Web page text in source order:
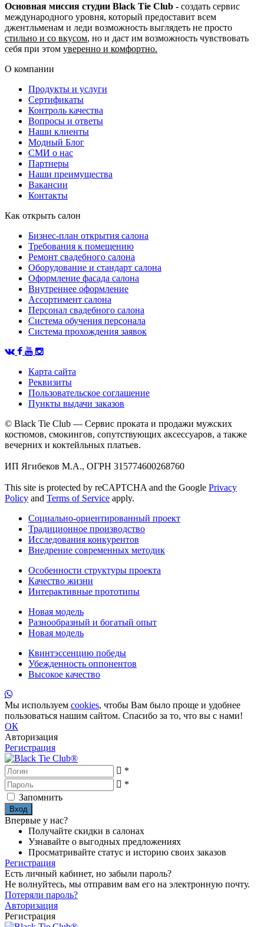
Основная миссия студии Black Tie Club - создать сервис
международного уровня, который предоставит всем
джентльменам и леди возможность выглядеть не просто
стильно и со вкусом, но и даст им возможность чувствовать
себя при этом уверенно и комфортно.
О компании
Продукты и услуги
Сертификаты
Контроль качества
Вопросы и ответы
Наши клиенты
Модный Блог
СМИ о нас
Партнеры
Наши преимущества
Вакансии
Контакты
Как открыть салон
Бизнес-план открытия салона
Требования к помещению
Ремонт свадебного салона
Оборудование и стандарт салона
Оформление фасада салона
Внутреннее оформление
Ассортимент салона
Персонал свадебного салона
Система обучения персонала
Система прохождения заявок
Карта сайта
Реквизиты
Пользовательское соглашение
Пункты выдачи заказов
© Black Tie Club — Сервис проката и продажи мужских
костюмов, смокингов, сопутствующих аксессуаров, а также
вечерних и коктейльных платьев.
ИП Ягибеков М.А., ОГРН 315774600268760
This site is protected by reCAPTCHA and the Google Privacy
Policy and Terms of Service apply.
Социально-ориентированный проект
Традиционное производство
Исследования конкурентов
Внедрение современных методик
Особенности структуры проекта
Качество жизни
Интерактивные прототипы
Новая модель
Разнообразный и богатый опыт
Новая модель
Квинтэссенцию победы
Убежденность оппонентов
Высокое качество
Мы используем cookies, чтобы Вам было проще и удобнее
пользоваться нашим сайтом. Спасибо за то, что вы с нами!
ОК
Авторизация
Регистрация
*
*
Запомнить
Впервые у нас?
Получайте скидки в салонах
Узнавайте о выгодных предложениях
Просматривайте статус и историю своих заказов
Регистрация
Есть личный кабинет, но забыли пароль?
Не волнуйтесь, мы отправим вам его на электронную почту.
Потеряли пароль?
Авторизация
Регистрация